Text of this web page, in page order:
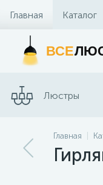
Главная Каталог
Контакты и
ВСЕ
Люстры
Споты
Главная